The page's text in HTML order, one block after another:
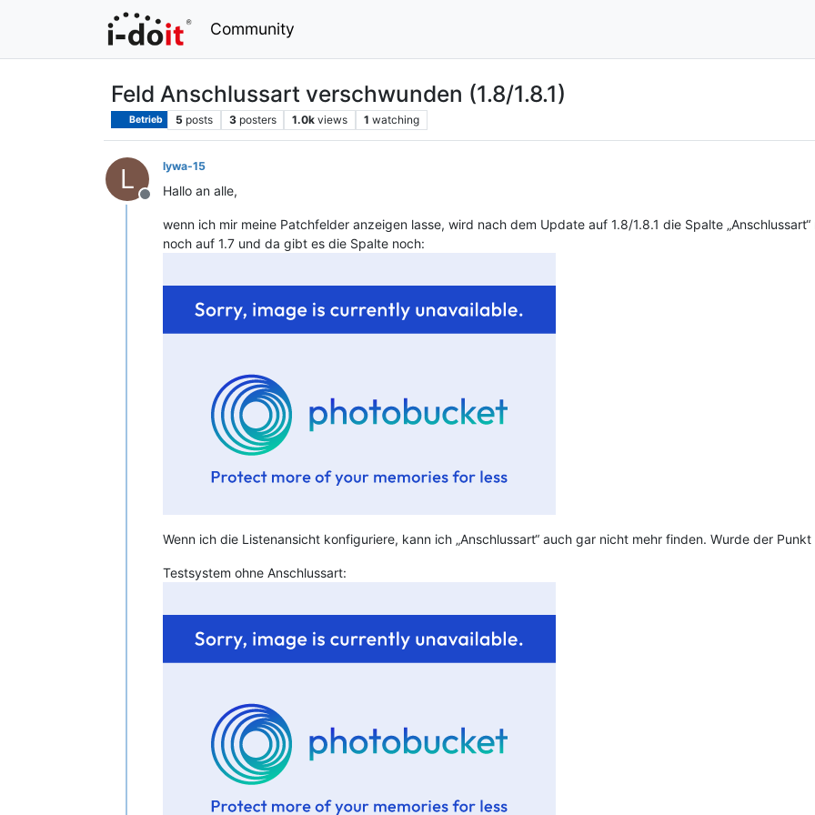
Community
Feld Anschlussart verschwunden (1.8/1.8.1)
Betrieb 5 posts 3 posters 1.0k views 1 watching
L
Offline
lywa-15
Hallo an alle,
wenn ich mir meine Patchfelder anzeigen lasse, wird nach dem Update auf 1.8/1.8.1 die Spalte
noch auf 1.7 und da gibt es die Spalte noch:
Wenn ich die Listenansicht konfiguriere, kann ich „Anschlussart“ auch gar nicht mehr finden. Wurde der Punkt
Testsystem ohne Anschlussart: